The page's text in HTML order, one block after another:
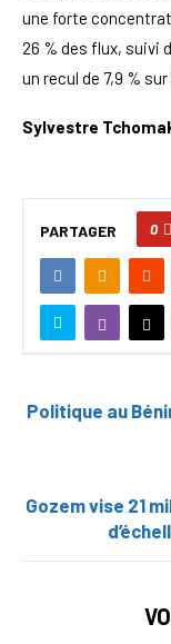
une forte
26 % des flux, suivi
un recul de 7,9 %
Sylvestre
PARTAGER 0
Politique au
Gozem vise 21